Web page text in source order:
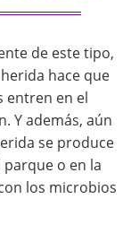
de este tipo,
hace que
entren en el
Y además, aún
se produce
o en la
los microbios